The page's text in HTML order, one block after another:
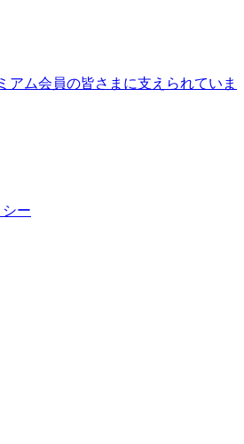
アム会員の皆さまに支えられていま
ー